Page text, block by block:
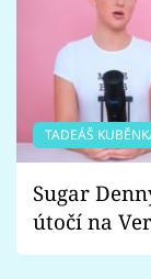
TADEÁŠ
Sugar
útočí na
Proč je